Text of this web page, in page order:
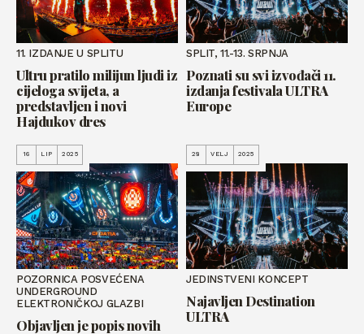
11. IZDANJE U SPLITU
Ultru pratilo milijun ljudi iz
cijeloga svijeta, a
predstavljen i novi
Hajdukov dres
SPLIT, 11.-13. SRPNJA
Poznati su svi izvođači 11.
izdanja festivala ULTRA
Europe
16 LIP 2025
POZORNICA POSVEĆENA
UNDERGROUND
ELEKTRONIČKOJ GLAZBI
Objavljen je popis novih
28 VELJ 2025
JEDINSTVENI KONCEPT
Najavljen Destination
ULTRA